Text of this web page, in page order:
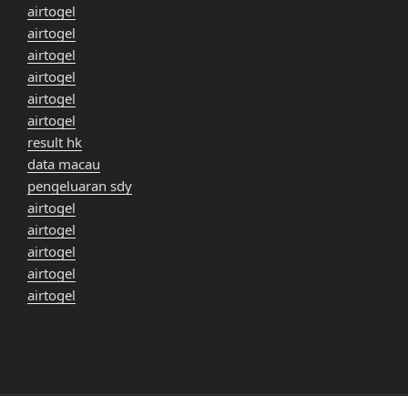
airtogel
airtogel
airtogel
airtogel
airtogel
airtogel
result hk
data macau
pengeluaran sdy
airtogel
airtogel
airtogel
airtogel
airtogel